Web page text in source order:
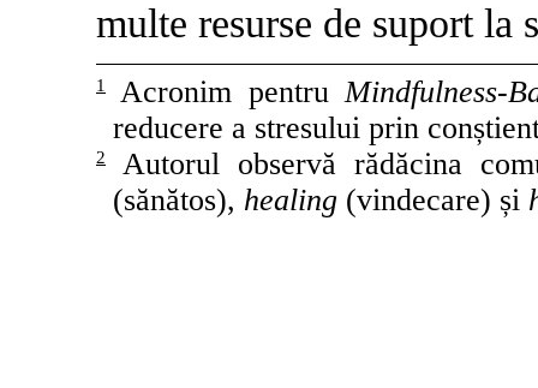
multe resurse de suport la
1 Acronim pentruMindfulness-
reducere a stresului prin
2
Autorul observă rădăcina
(sănătos), healing (vindecare) și